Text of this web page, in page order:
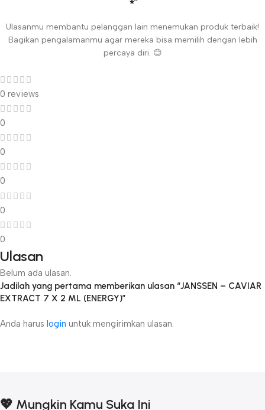
Ulasanmu membantu pelanggan lain menemukan produk terbaik!
Bagikan pengalamanmu agar mereka bisa memilih dengan lebih
percaya diri. 😊
0 reviews
0
0
0
0
0
Ulasan
Belum ada ulasan.
Jadilah yang pertama memberikan ulasan “JANSSEN – CAVIAR
EXTRACT 7 X 2 ML (ENERGY)”
Anda harus login untuk mengirimkan ulasan.
💖 Mungkin Kamu Suka Ini